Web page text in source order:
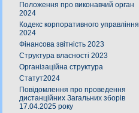
Положення про виконавчий орган
2024
Кодекс корпоративного управління
2024
Фінансова звітність 2023
Структура власності 2023
Організаційна структура
Статут2024
Повідомлення про проведення
дистанційних Загальних зборів
17.04.2025 року